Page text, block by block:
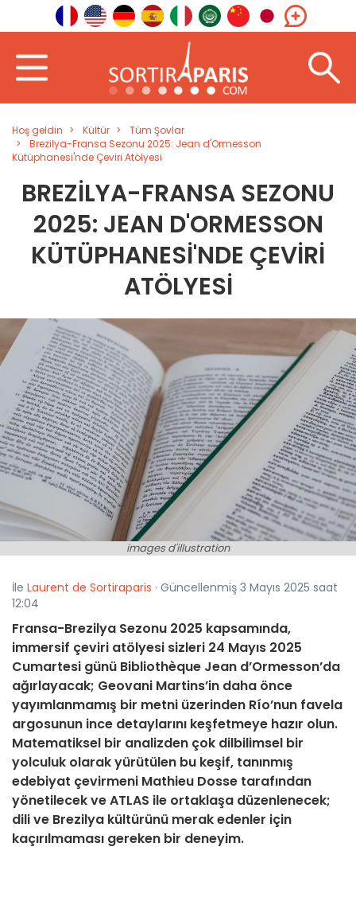
Hoş geldin Kültür
Tüm Şovlar
Brezilya-Fransa Sezonu 2025: Jean d'Ormesson
Kütüphanesi'nde Çeviri Atölyesi
BREZILYA-FRANSA SEZONU
2025: JEAN D'ORMESSON
KÜTÜPHANESI'NDE ÇEVIRI
ATÖLYESI
images d'illustration
İle Laurent de Sortiraparis · Güncellenmiş 3 Mayıs 2025 saat
12:04
Fransa-Brezilya Sezonu 2025 kapsamında,
immersif çeviri atölyesi sizleri 24 Mayıs 2025
Cumartesi günü Bibliothèque Jean d’Ormesson’da
ağırlayacak; Geovani Martins’in daha önce
yayımlanmamış bir metni üzerinden Río’nun favela
argosunun ince detaylarını keşfetmeye hazır olun.
Matematiksel bir analizden çok dilbilimsel bir
yolculuk olarak yürütülen bu keşif, tanınmış
edebiyat çevirmeni Mathieu Dosse tarafından
yönetilecek ve ATLAS ile ortaklaşa düzenlenecek;
dili ve Brezilya kültürünü merak edenler için
kaçırılmaması gereken bir deneyim.